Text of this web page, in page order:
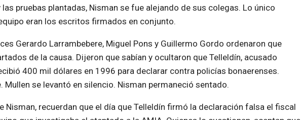
pruebas plantadas, Nisman se fue alejando de sus colegas. Lo único
eran los escritos firmados en conjunto.
Gerardo Larrambebere, Miguel Pons y Guillermo Gordo ordenaron que
de la causa. Dijeron que sabían y ocultaron que Telleldín, acusado
400 mil dólares en 1996 para declarar contra policías bonaerenses.
Mullen se levantó en silencio. Nisman permaneció sentado.
Nisman, recuerdan que el día que Telleldín firmó la declaración falsa el fiscal